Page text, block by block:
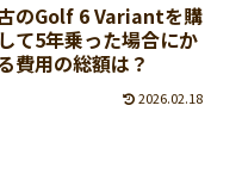
のGolf 6 Variantを購
て5年乗った場合にか
費用の総額は？
2026.02.18